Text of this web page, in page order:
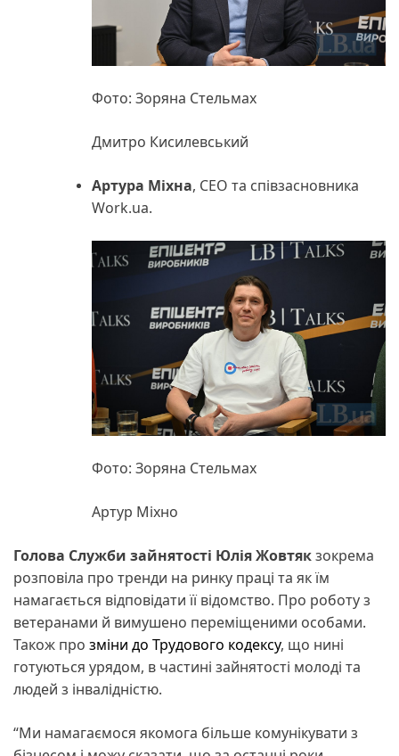
Фото: Зоряна Стельмах
Дмитро Кисилевський
Артура Міхна, CEO та співзасновника
Work.ua.
Фото: Зоряна Стельмах
Артур Міхно
Голова Служби зайнятості Юлія Жовтякзокрема
розповіла про тренди на ринку праці та як їм
намагається відповідати її відомство. Про роботу з
ветеранами й вимушено переміщеними особами.
Також про зміни до Трудового кодексу, що нині
готуються урядом, в частині зайнятості молоді та
людей з інвалідністю.
“Ми намагаємося якомога більше комунікувати з